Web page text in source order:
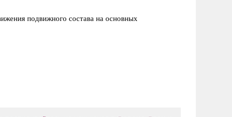
подвижного состава на основных